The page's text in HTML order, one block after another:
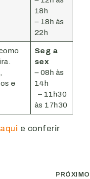
18h
– 18h às
22h
e
Seg a
sex
– 08h às
14h
– 11h30
às 17h30
e conferir
PRÓXIMO